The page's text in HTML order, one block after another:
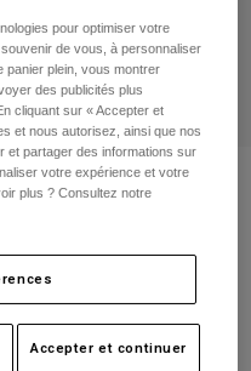
pour optimiser votre
de vous, à personnaliser
panier plein, vous montrer
des publicités plus
cliquant sur « Accepter et
et nous autorisez, ainsi que nos
et partager des informations sur
votre expérience et votre
plus ? Consultez notre
Accepter et continuer